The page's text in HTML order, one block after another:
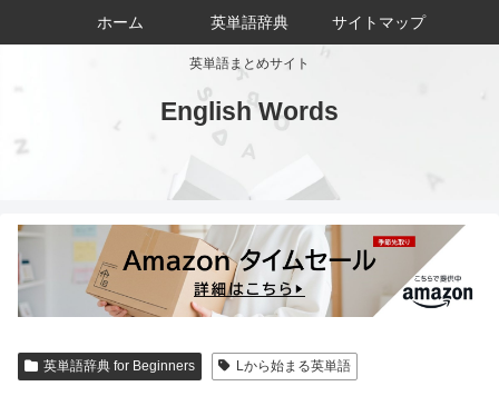
英単語まとめサイト
English Words
ホーム 英単語辞典 サイトマップ
英単語辞典 for Beginners Lから始まる英単語